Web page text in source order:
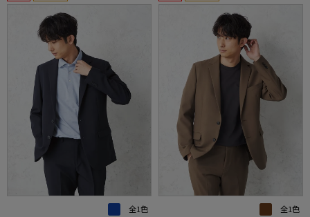
全1色 全1色